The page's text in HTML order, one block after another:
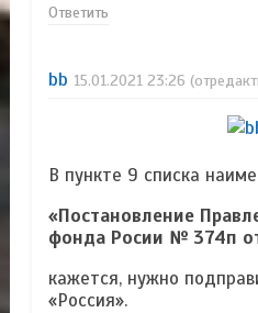
Ответить
bb 15.01.2021 23:26
В пункте 9 списка
«Постановление
фонда Росии № 374п
кажется, нужно
«Россия».